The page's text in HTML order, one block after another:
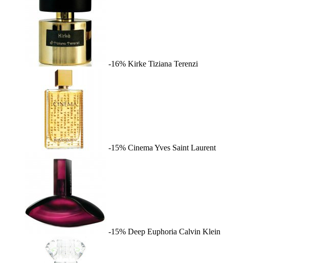
-16% Kirke Tiziana Terenzi
-15% Cinema Yves Saint Laurent
-15% Deep Euphoria Calvin Klein